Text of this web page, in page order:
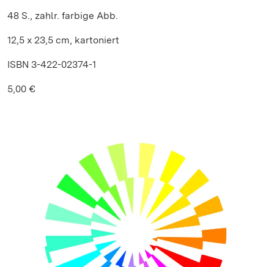
48 S., zahlr. farbige Abb.
12,5 x 23,5 cm, kartoniert
ISBN 3-422-02374-1
5,00 €